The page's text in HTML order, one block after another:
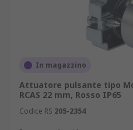
In magazzino
Attuatore pulsante tipo
RCAS 22 mm, Rosso IP65
Codice RS 205-2354